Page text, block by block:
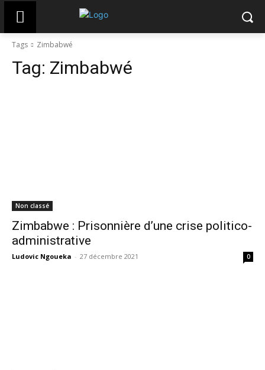
Tags Zimbabwé
Tag: Zimbabwé
Non classé
Zimbabwe : Prisonnière d’une crise politico-
administrative
Ludovic Ngoueka - 27 décembre 2021 0